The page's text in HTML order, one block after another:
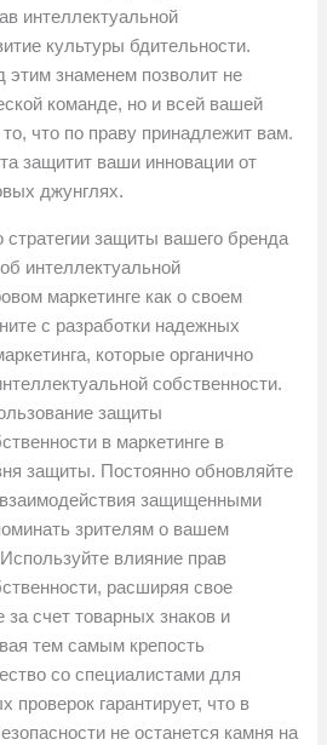
интеллектуальной
культуры бдительности.
знаменем позволит не
команде, но и всей вашей
что по праву принадлежит вам.
защитит ваши инновации от
джунглях.
стратегии защиты вашего бренда
интеллектуальной
маркетинге как о своем
с разработки надежных
которые органично
собственности.
защиты
в маркетинге в
защиты. Постоянно обновляйте
защищенными
зрителям о вашем
влияние прав
расширяя свое
счет товарных знаков и
тем самым крепость
со специалистами для
проверок гарантирует, что в
не останется камня на